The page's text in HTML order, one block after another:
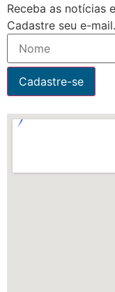
Receba as notícias
Cadastre seu e-